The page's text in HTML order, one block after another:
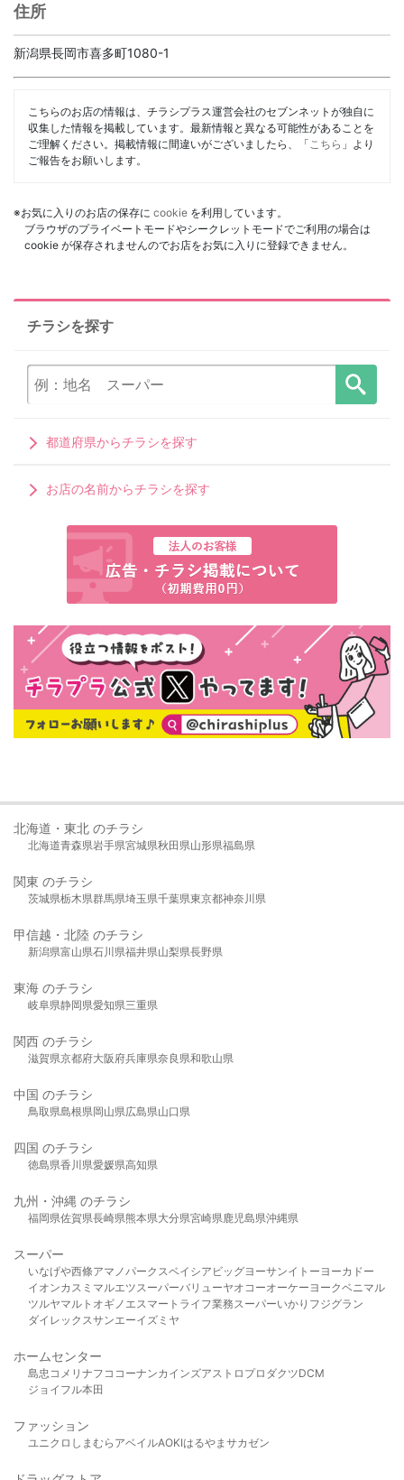
住所
新潟県長岡市喜多町1080-1
こちらのお店の情報は、チラシプラス運営会社のセブンネットが独自に
収集した情報を掲載しています。最新情報と異なる可能性があることを
ご理解ください。掲載情報に間違いがございましたら、「 こちら 」より
ご報告をお願いします。
※お気に入りのお店の保存に cookie を利用しています。
ブラウザのプライベートモードやシークレットモードでご利用の場合は
cookie が保存されませんのでお店をお気に入りに登録できません。
チラシを探す
都道府県からチラシを探す
お店の名前からチラシを探す
北海道・東北 のチラシ
北海道青森県岩手県宮城県秋田県山形県福島県
関東 のチラシ
茨城県栃木県群馬県埼玉県千葉県東京都神奈川県
甲信越・北陸 のチラシ
新潟県富山県石川県福井県山梨県長野県
東海 のチラシ
岐阜県静岡県愛知県三重県
関西 のチラシ
滋賀県京都府大阪府兵庫県奈良県和歌山県
中国 のチラシ
鳥取県島根県岡山県広島県山口県
四国 のチラシ
徳島県香川県愛媛県高知県
九州・沖縄 のチラシ
福岡県佐賀県長崎県熊本県大分県宮崎県鹿児島県沖縄県
スーパー
いなげや西條アマノパークスベイシア ビッグヨーサンイトーヨーカドー
イオンカスミ マルエツスーパーバリューヤオコーオーケー ヨークベニマル
ツルヤマルト オギノ エスマート ライフ業務スーパーいかり フジグラン
ダイレックスサンエーイズミヤ
ホームセンター
島忠 コメリ ナフコ コーナンカインズアストロプロダクツDCM
ジョイフル本田
ファッション
ユニクロ しまむら アベイルAOKIはるやま サカゼン